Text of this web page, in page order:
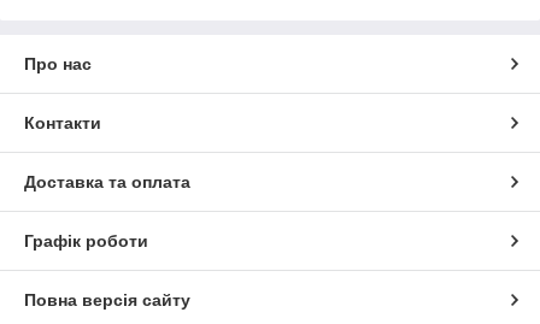
Про нас
Контакти
Доставка та оплата
Графік роботи
Повна версія сайту